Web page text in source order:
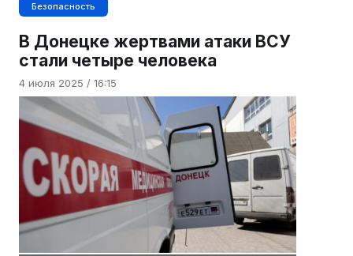
Безопасность
В Донецке жертвами атаки ВСУ
стали четыре человека
4 июля 2025 / 16:15